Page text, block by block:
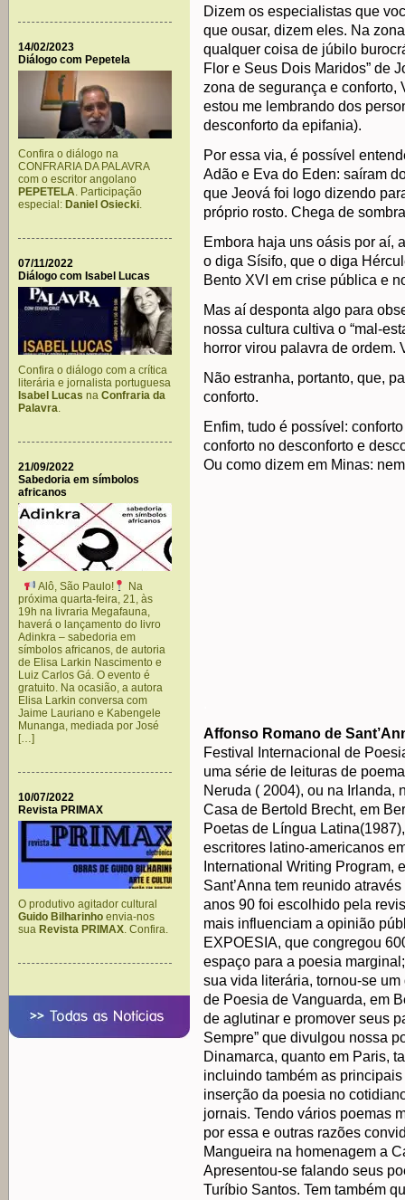
14/02/2023
Diálogo com Pepetela
Confira o diálogo na
CONFRARIA DA PALAVRA
com o escritor angolano
PEPETELA. Participação
especial: Daniel Osiecki.
07/11/2022
Diálogo com Isabel Lucas
Confira o diálogo com a crítica
literária e jornalista portuguesa
Isabel Lucas na Confraria da
Palavra.
21/09/2022
Sabedoria em símbolos
africanos
Alô, São Paulo!
Na
próxima quarta-feira, 21, às
19h na livraria Megafauna,
haverá o lançamento do livro
Adinkra – sabedoria em
símbolos africanos, de autoria
de Elisa Larkin Nascimento e
Luiz Carlos Gá. O evento é
gratuito. Na ocasião, a autora
Elisa Larkin conversa com
Jaime Lauriano e Kabengele
Munanga, mediada por José
[…]
10/07/2022
Revista PRIMAX
O produtivo agitador cultural
Guido Bilharinho envia-nos
sua Revista PRIMAX. Confira.
Dizem os especialistas que
que ousar, dizem eles. Na
qualquer coisa de júbilo
Flor e Seus Dois Maridos” de
zona de segurança e conforto,
estou me lembrando dos
desconforto da epifania).
Por essa via, é possível
Adão e Eva do Eden: saíram
que Jeová foi logo dizendo
próprio rosto. Chega de
Embora haja uns oásis por aí,
o diga Sísifo, que o diga
Bento XVI em crise pública e
Mas aí desponta algo para
nossa cultura cultiva o “mal-
horror virou palavra de ordem.
Não estranha, portanto, que,
conforto.
Enfim, tudo é possível:
conforto no desconforto e
Ou como dizem em Minas:
Affonso Romano de
Festival Internacional de
uma série de leituras de
Neruda ( 2004), ou na Irlanda,
Casa de Bertold Brecht, em
Poetas de Língua
escritores latino-americanos
International Writing Program,
Sant’Anna tem reunido
anos 90 foi escolhido pela
mais influenciam a opinião
EXPOESIA, que congregou
espaço para a poesia
sua vida literária, tornou-se
de Poesia de Vanguarda, em
de aglutinar e promover seus
Sempre” que divulgou nossa
Dinamarca, quanto em Paris,
incluindo também as
inserção da poesia no
jornais. Tendo vários poemas
por essa e outras razões
Mangueira na homenagem a
Apresentou-se falando seus
Turíbio Santos. Tem também